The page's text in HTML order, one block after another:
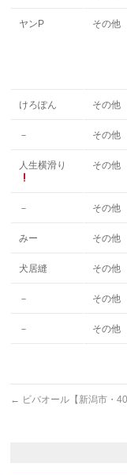
ヤンP その他
けろぽん その他
－ その他
人生横滑り その他
－ その他
みー その他
犬居縫 その他
－ その他
－ その他
← ビバオール【新潟市・